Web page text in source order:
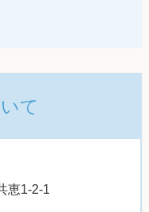
て
恵1-2-1